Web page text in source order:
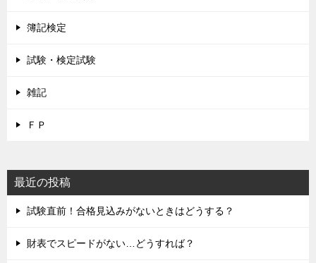
簿記検定
試験・検定試験
雑記
ＦＰ
最近の投稿
試験直前！合格見込みがないときはどうする？
財表でスピードがない…どうすれば？